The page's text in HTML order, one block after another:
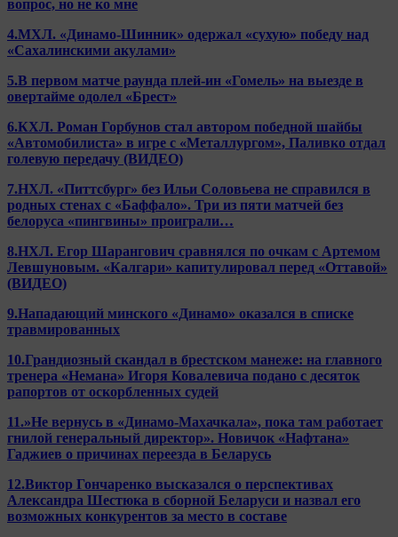
вопрос, но не ко мне
4.МХЛ. «Динамо-Шинник» одержал «сухую» победу над
«Сахалинскими акулами»
5.В первом матче раунда плей-ин «Гомель» на выезде в
овертайме одолел «Брест»
6.КХЛ. Роман Горбунов стал автором победной шайбы
«Автомобилиста» в игре с «Металлургом», Паливко отдал
голевую передачу (ВИДЕО)
7.НХЛ. «Питтсбург» без Ильи Соловьева не справился в
родных стенах с «Баффало». Три из пяти матчей без
белоруса «пингвины» проиграли…
8.НХЛ. Егор Шарангович сравнялся по очкам с Артемом
Левшуновым. «Калгари» капитулировал перед «Оттавой»
(ВИДЕО)
9.Нападающий минского «Динамо» оказался в списке
травмированных
10.Грандиозный скандал в брестском манеже: на главного
тренера «Немана» Игоря Ковалевича подано с десяток
рапортов от оскорбленных судей
11.»Не вернусь в «Динамо-Махачкала», пока там работает
гнилой генеральный директор». Новичок «Нафтана»
Гаджиев о причинах переезда в Беларусь
12.Виктор Гончаренко высказался о перспективах
Александра Шестюка в сборной Беларуси и назвал его
возможных конкурентов за место в составе